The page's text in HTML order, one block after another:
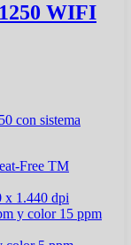
WIFI
con sistema
Free TM
x 1.440 dpi
y color 15 ppm